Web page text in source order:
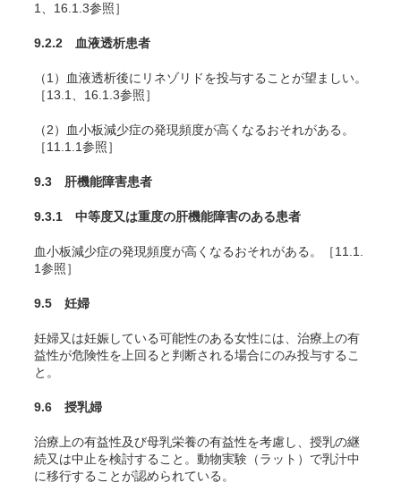
1、16.1.3参照］
9.2.2 血液透析患者
（1）血液透析後にリネゾリドを投与することが望ましい。
［13.1、16.1.3参照］
（2）血小板減少症の発現頻度が高くなるおそれがある。
［11.1.1参照］
9.3 肝機能障害患者
9.3.1 中等度又は重度の肝機能障害のある患者
血小板減少症の発現頻度が高くなるおそれがある。［11.1.
1参照］
9.5 妊婦
妊婦又は妊娠している可能性のある女性には、治療上の有
益性が危険性を上回ると判断される場合にのみ投与するこ
と。
9.6 授乳婦
治療上の有益性及び母乳栄養の有益性を考慮し、授乳の継
続又は中止を検討すること。動物実験（ラット）で乳汁中
に移行することが認められている。